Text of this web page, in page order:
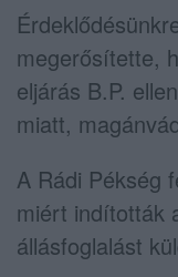
megerősítette,
eljárás B.P.
miatt,
A Rádi Pékség
miért indították
állásfoglalást